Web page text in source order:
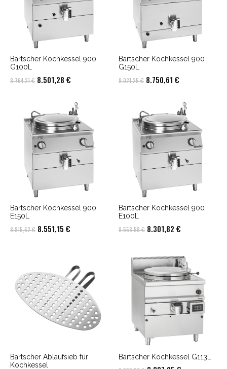
Bartscher Kochkessel 900
G100L
8.764,21€ Ursprünglicher
8.764,21 €
8.501,28 €
ist:
8.501,28 €.
Bartscher Kochkessel 900
G150L
9.021,25€ Ursprünglicher
9.021,25 €
8.750,61 €
ist:
8.750,61 €.
Bartscher Kochkessel 900
E150L
8.815,62€ Ursprünglicher
8.551,15 €
8.551,15 €.
Bartscher Kochkessel 900
E100L
8.558,58€ Ursprünglicher
8.558,58 €
8.301,82 €
ist:
8.301,82 €.
Bartscher Ablaufsieb für
Kochkessel
Bartscher Kochkessel G113L